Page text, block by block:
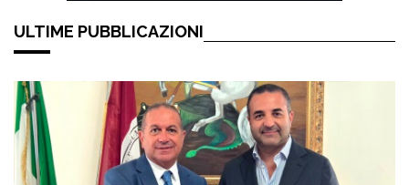
ULTIME PUBBLICAZIONI